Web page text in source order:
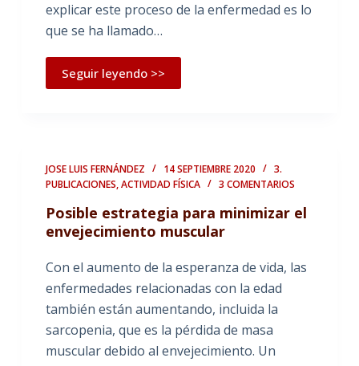
explicar este proceso de la enfermedad es lo
que se ha llamado…
Seguir leyendo >>
JOSE LUIS FERNÁNDEZ 14 SEPTIEMBRE 2020
3.
PUBLICACIONES,ACTIVIDAD FÍSICA 3 COMENTARIOS
Posible estrategia para minimizar el
envejecimiento muscular
Con el aumento de la esperanza de vida, las
enfermedades relacionadas con la edad
también están aumentando, incluida la
sarcopenia, que es la pérdida de masa
muscular debido al envejecimiento. Un